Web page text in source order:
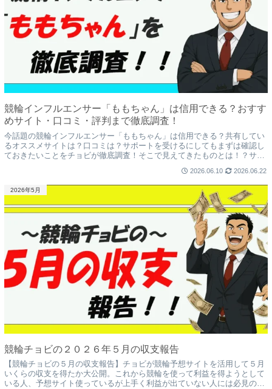
競輪インフルエンサー「ももちゃん」は信用できる？おすす
めサイト・口コミ・評判まで徹底調査！
今話題の競輪インフルエンサー「ももちゃん」は信用できる？共有してい
るオススメサイトは？口コミは？サポートを受けるにしてもまずは確認し
ておきたいことをチョビが徹底調査！そこで見えてきたものとは！？サポ
2026.06.10 2026.06.22
2026年5月
競輪チョビの２０２６年５月の収支報告
【競輪チョビの５月の収支報告】チョビが競輪予想サイトを活用して５月
いくらの収支を得たか大公開。これから競輪を使って利益を得ようとして
いる人、予想サイト使っているが上手く利益が出ていない人には必見の内